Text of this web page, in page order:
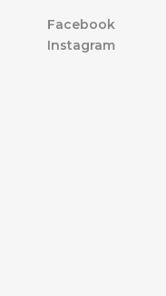
Facebook
Instagram